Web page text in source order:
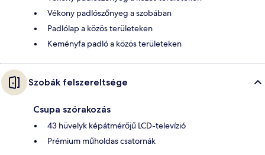
Vékony padlószőnyeg a szobában
Padlólap a közös területeken
Keményfa padló a közös területeken
Szobák felszereltsége
Csupa szórakozás
43 hüvelyk képátmérőjű LCD-televízió
Prémium műholdas csatornák